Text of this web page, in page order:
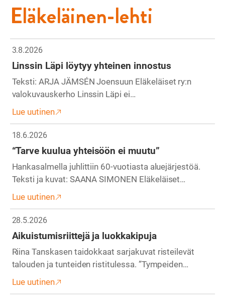
Eläkeläinen-lehti
3.8.2026
Linssin Läpi löytyy yhteinen innostus
Teksti: ARJA JÄMSÉN Joensuun Eläkeläiset ry:n
valokuvauskerho Linssin Läpi ei…
Lue uutinen
18.6.2026
“Tarve kuulua yhteisöön ei muutu”
Hankasalmella juhlittiin 60-vuotiasta aluejärjestöä.
Teksti ja kuvat: SAANA SIMONEN Eläkeläiset…
Lue uutinen
28.5.2026
Aikuistumisriittejä ja luokkakipuja
Riina Tanskasen taidokkaat sarjakuvat risteilevät
talouden ja tunteiden ristitulessa. ”Tympeiden…
Lue uutinen